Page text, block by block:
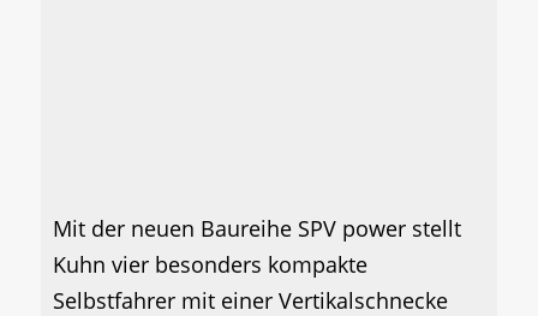
Mit der neuen Baureihe SPV power stellt
Kuhn vier besonders kompakte
Selbstfahrer mit einer Vertikalschnecke